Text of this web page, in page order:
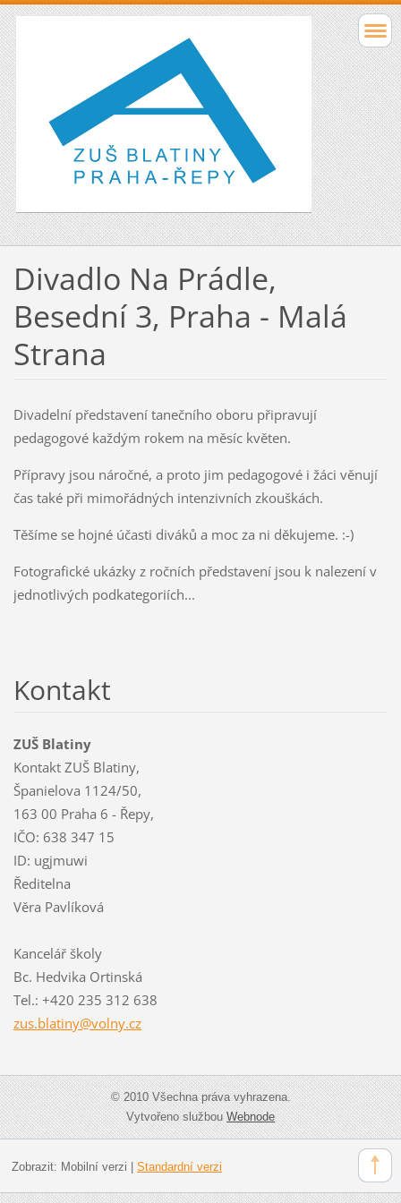
Divadlo Na Prádle,
Besední 3, Praha - Malá
Strana
Divadelní představení tanečního oboru připravují
pedagogové každým rokem na měsíc květen.
Přípravy jsou náročné, a proto jim pedagogové i žáci věnují
čas také při mimořádných intenzivních zkouškách.
Těšíme se hojné účasti diváků a moc za ni děkujeme. :-)
Fotografické ukázky z ročních představení jsou k nalezení v
jednotlivých podkategoriích...
Kontakt
ZUŠ Blatiny
Kontakt ZUŠ Blatiny,
Španielova 1124/50,
163 00 Praha 6 - Řepy,
IČO: 638 347 15
ID: ugjmuwi
Ředitelna
Věra Pavlíková
Kancelář školy
Bc. Hedvika Ortinská
Tel.: +420 235 312 638
zus.blatiny@volny.cz
© 2010 Všechna práva vyhrazena.
Vytvořeno službouWebnode
Zobrazit: Mobilní verzi Standardní verzi